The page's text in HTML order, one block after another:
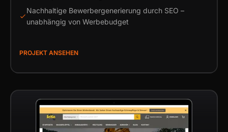
Nachhaltige Bewerbergenerierung durch SEO –
unabhängig von Werbebudget
PROJEKT ANSEHEN